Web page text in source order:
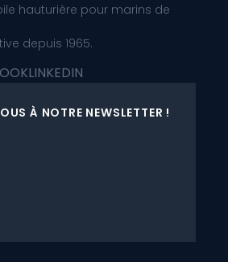
hauturière pour marins de
depuis 1965.
LINKEDIN
À NOTRE NEWSLETTER !